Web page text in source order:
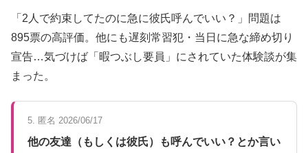
「2人で約束してたのに急に彼氏呼んでいい？」問題は
895票の高評価。他にも遅刻常習犯・当日に急な締め切り
宣告…気づけば「暇つぶし要員」にされていた体験談が集
まった。
5. 匿名 2026/06/17
他の友達（もしくは彼氏）も呼んでいい？とか言い